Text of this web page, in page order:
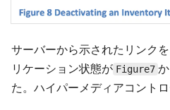
サーバーから示されたリンク
リケーション状態が Figure7
た。ハイパーメディアコント